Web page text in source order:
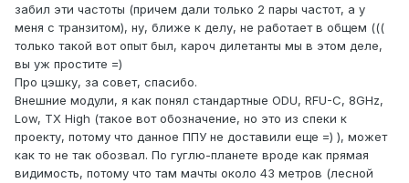
забил эти частоты (причем дали только 2 пары частот, а у
меня с транзитом), ну, ближе к делу, не работает в общем (((
только такой вот опыт был, кароч дилетанты мы в этом деле,
вы уж простите =)
Про цэшку, за совет, спасибо.
Внешние модули, я как понял стандартные ODU, RFU-C, 8GHz,
Low, TX High (такое вот обозначение, но это из спеки к
проекту, потому что данное ППУ не доставили еще =) ), может
как то не так обозвал. По гуглю-планете вроде как прямая
видимость, потому что там мачты около 43 метров (лесной